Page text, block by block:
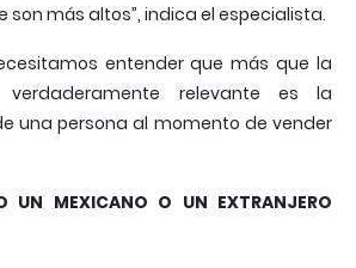
son más altos”, indica el especialista.
entender que más que la
verdaderamente relevante es la
una persona al momento de vender
UN MEXICANO O UN EXTRANJERO